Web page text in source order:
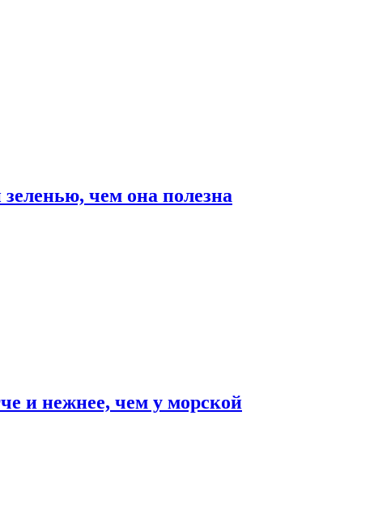
чем она полезна
и нежнее, чем у морской